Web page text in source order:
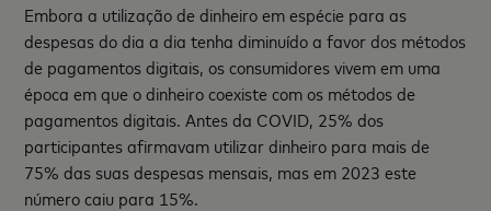
Embora a utilização de dinheiro em espécie para as
despesas do dia a dia tenha diminuído a favor dos métodos
de pagamentos digitais, os consumidores vivem em uma
época em que o dinheiro coexiste com os métodos de
pagamentos digitais. Antes da COVID, 25% dos
participantes afirmavam utilizar dinheiro para mais de
75% das suas despesas mensais, mas em 2023 este
número caiu para 15%.